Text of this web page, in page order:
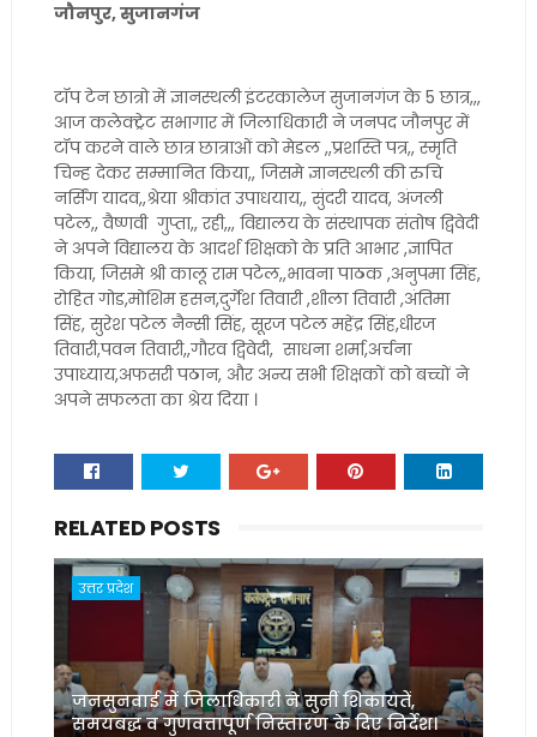
जौनपुर, सुजानगंज
टॉप टेन छात्रो में ज्ञानस्थली इंटरकालेज सुजानगंज के 5 छात्र,,,
आज कलेक्ट्रेट सभागार में जिलाधिकारी ने जनपद जौनपुर में
टॉप करने वाले छात्र छात्राओं को मेडल ,,प्रशस्ति पत्र,, स्मृति
चिन्ह देकर सम्मानित किया,, जिसमे ज्ञानस्थली की रुचि
नर्सिंग यादव,,श्रेया श्रीकांत उपाधयाय,, सुंदरी यादव, अंजली
पटेल,, वैष्णवी गुप्ता,, रही,,, विद्यालय के संस्थापक संतोष द्विवेदी
ने अपने विद्यालय के आदर्श शिक्षको के प्रति आभार ,ज्ञापित
किया, जिसमे श्री कालू राम पटेल,,भावना पाठक ,अनुपमा सिंह,
रोहित गोड,मोशिम हसन,दुर्गेश तिवारी ,शीला तिवारी ,अंतिमा
सिंह, सुरेश पटेल नैन्सी सिंह, सूरज पटेल महेंद्र सिंह,धीरज
तिवारी,पवन तिवारी,,गौरव द्विवेदी, साधना शर्मा,अर्चना
उपाध्याय,अफसरी पठान, और अन्य सभी शिक्षकों को बच्चों ने
अपने सफलता का श्रेय दिया ।
RELATED POSTS
उत्तर प्रदेश
जनसुनवाई में जिलाधिकारी ने सुनीं शिकायतें,
समयबद्ध व गुणवत्तापूर्ण निस्तारण के दिए निर्देश।